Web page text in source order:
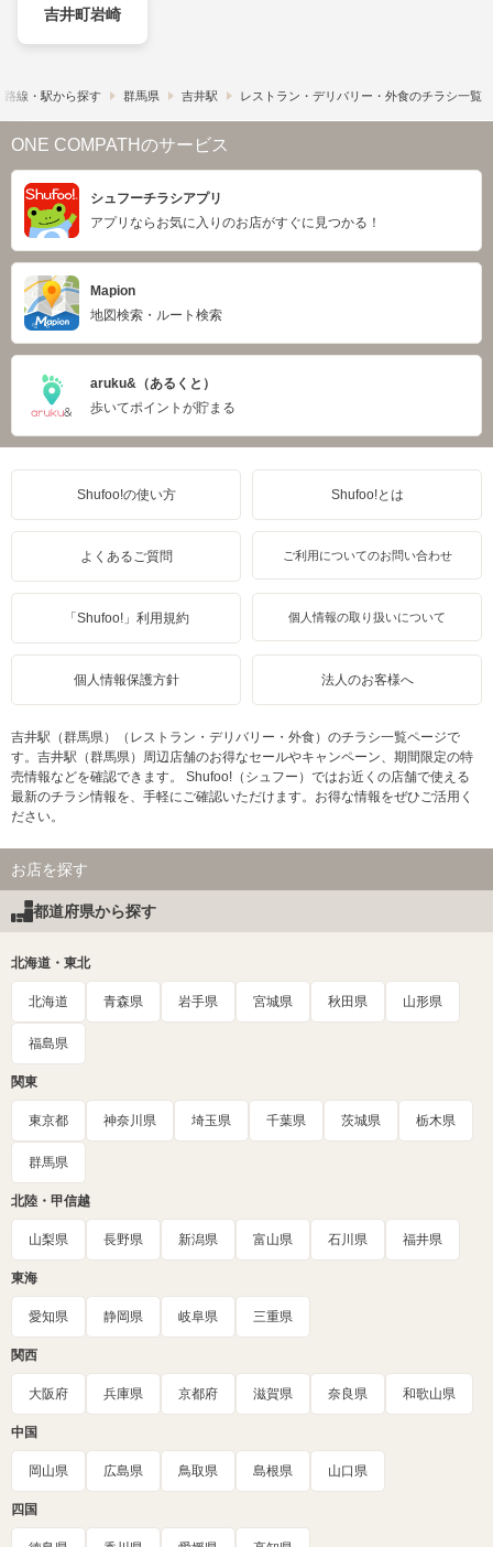
吉井町岩崎
路線・駅から探す 群馬県 吉井駅 レストラン・デリバリー・外食のチラシ一覧
ONE COMPATHのサービス
シュフーチラシアプリ
アプリならお気に入りのお店がすぐに見つかる！
Mapion
地図検索・ルート検索
aruku&（あるくと）
歩いてポイントが貯まる
Shufoo!の使い方 Shufoo!とは
よくあるご質問 ご利用についてのお問い合わせ
「Shufoo!」利用規約 個人情報の取り扱いについて
個人情報保護方針 法人のお客様へ
吉井駅（群馬県）（レストラン・デリバリー・外食）のチラシ一覧ページで
す。吉井駅（群馬県）周辺店舗のお得なセールやキャンペーン、期間限定の特
売情報などを確認できます。 Shufoo!（シュフー）ではお近くの店舗で使える
最新のチラシ情報を、手軽にご確認いただけます。お得な情報をぜひご活用く
ださい。
お店を探す
都道府県から探す
北海道・東北
北海道 青森県 岩手県 宮城県 秋田県 山形県
福島県
関東
東京都 神奈川県 埼玉県 千葉県 茨城県 栃木県
群馬県
北陸・甲信越
山梨県 長野県 新潟県 富山県 石川県 福井県
東海
愛知県 静岡県 岐阜県 三重県
関西
大阪府 兵庫県 京都府 滋賀県 奈良県 和歌山県
中国
岡山県 広島県 鳥取県 島根県 山口県
四国